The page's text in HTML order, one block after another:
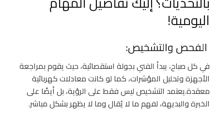
اليومية!
الفحص والتشخيص:
في كل صباح، يبدأ الفني بجولة استقصائية، حيث يقوم بمراجعة
الأجهزة وتحليل المؤشرات، كما لو كانت معادلات كهربائية
معقدة.يعتمد التشخيص ليس فقط على الرؤية، بل أيضًا على
الخبرة والبديهة، لفهم ما لا يُقال وما لا يظهر بشكل مباشر.